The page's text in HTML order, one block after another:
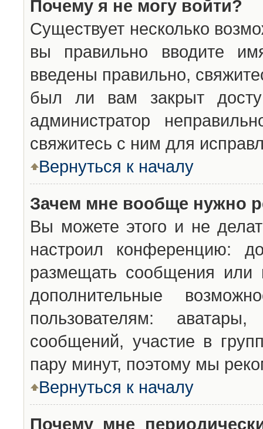
Почему я не могу войти?
Существует несколько
вы правильно вводите
введены правильно,
был ли вам закрыт
администратор
свяжитесь с ним для
Вернуться к началу
Зачем мне вообще нужно
Вы можете этого и не
настроил конференцию:
размещать сообщения или
дополнительные
пользователям:
сообщений, участие в
пару минут, поэтому мы
Вернуться к началу
Почему мне